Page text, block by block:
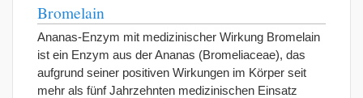
Bromelain
Ananas-Enzym mit medizinischer Wirkung Bromelain
ist ein Enzym aus der Ananas (Bromeliaceae), das
aufgrund seiner positiven Wirkungen im Körper seit
mehr als fünf Jahrzehnten medizinischen Einsatz